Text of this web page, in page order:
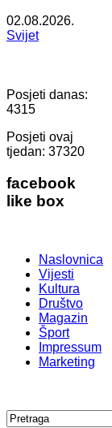
02.08.2026.
Svijet
Posjeti danas:
4315
Posjeti ovaj
tjedan: 37320
facebook
like box
Naslovnica
Vijesti
Kultura
Društvo
Magazin
Šport
Impressum
Marketing